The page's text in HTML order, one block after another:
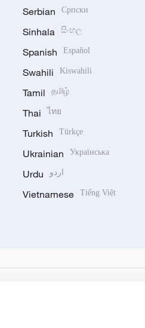
Serbian Српски
Sinhala සිංහල
Spanish Español
Swahili Kiswahili
Tamil தமிழ்
Thai ไทย
Turkish Türkçe
Ukrainian Українська
Urdu اردو
Vietnamese Tiếng Việt